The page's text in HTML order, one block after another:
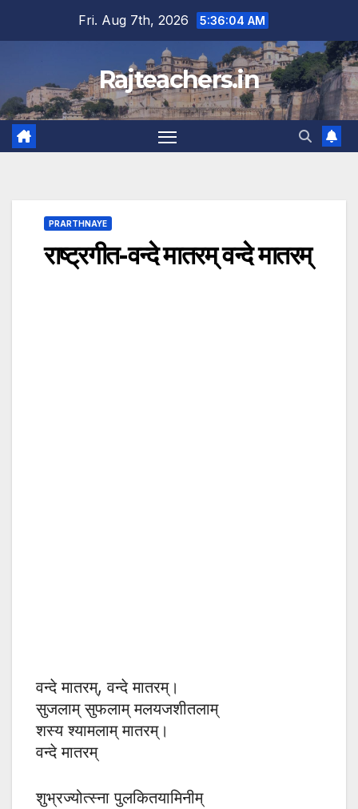
Fri. Aug 7th, 2026 5:36:05 AM
Rajteachers.in
PRARTHNAYE
राष्ट्रगीत-वन्दे मातरम् वन्दे मातरम्
वन्दे मातरम्, वन्दे मातरम्।
सुजलाम् सुफलाम् मलयजशीतलाम्
शस्य श्यामलाम् मातरम्।
वन्दे मातरम्
शुभ्रज्योत्स्ना पुलकितयामिनीम्